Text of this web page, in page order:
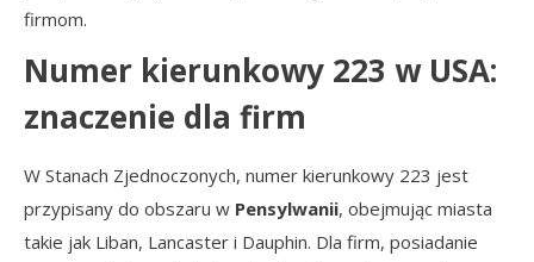
firmom.
Numer kierunkowy 223 w USA:
znaczenie dla firm
W Stanach Zjednoczonych, numer kierunkowy 223 jest
przypisany do obszaru w Pensylwanii, obejmując miasta
takie jak Liban, Lancaster i Dauphin. Dla firm, posiadanie